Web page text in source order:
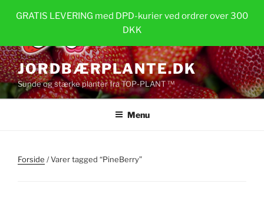
GRATIS LEVERING med DPD-kurier ved ordrer over 300
DKK
JORDBÆRPLANTE.DK
Sunde og stærke planter fra TOP-PLANT ™
Menu
Forside / Varer tagged “PineBerry”